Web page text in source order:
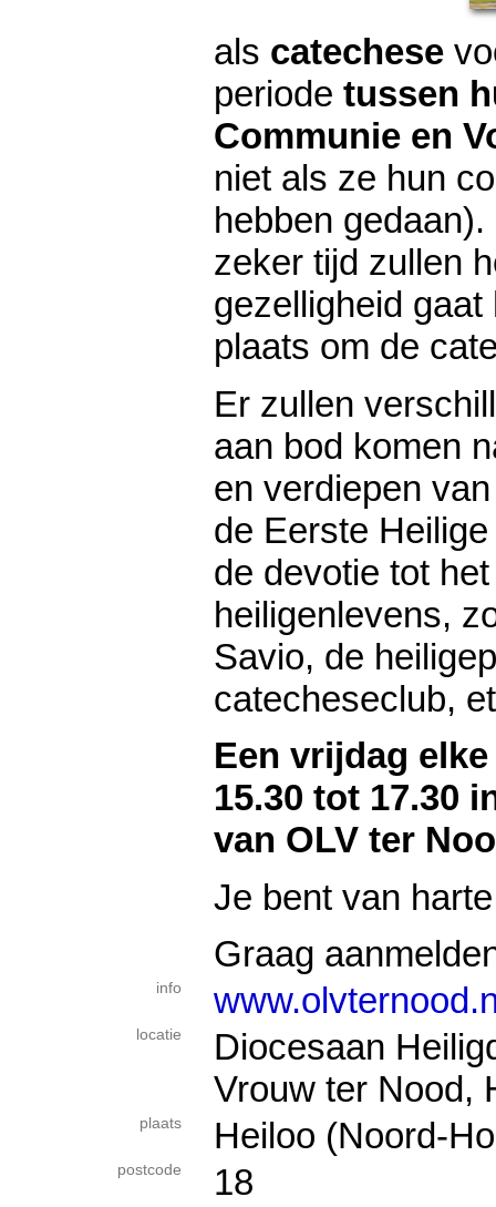
als catechese
periode tussen
Communie en
niet als ze hun
hebben
zeker tijd zullen
gezelligheid
plaats om de
Er zullen
aan bod komen
en verdiepen
de Eerste
de devotie tot
heiligenlevens,
Savio, de
catecheseclub,
Een vrijdag
15.30 tot 17.30
van OLV ter
Je bent van
Graag
info
locatie
Diocesaan
Vrouw ter Nood,
plaats Heiloo (Noord-
postcode 18